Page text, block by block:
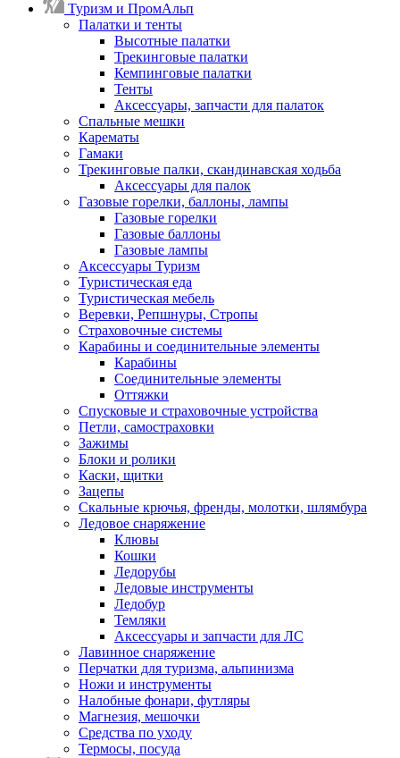
Туризм и ПромАльп
Палатки и тенты
Высотные палатки
Трекинговые палатки
Кемпинговые палатки
Тенты
Аксессуары, запчасти для палаток
Спальные мешки
Карематы
Гамаки
Трекинговые палки, скандинавская ходьба
Аксессуары для палок
Газовые горелки, баллоны, лампы
Газовые горелки
Газовые баллоны
Газовые лампы
Аксессуары Туризм
Туристическая еда
Туристическая мебель
Веревки, Репшнуры, Стропы
Страховочные системы
Карабины и соединительные элементы
Карабины
Соединительные элементы
Оттяжки
Спусковые и страховочные устройства
Петли, самостраховки
Зажимы
Блоки и ролики
Каски, щитки
Зацепы
Скальные крючья, френды, молотки, шлямбура
Ледовое снаряжение
Клювы
Кошки
Ледорубы
Ледовые инструменты
Ледобур
Темляки
Аксессуары и запчасти для ЛС
Лавинное снаряжение
Перчатки для туризма, альпинизма
Ножи и инструменты
Налобные фонари, футляры
Магнезия, мешочки
Средства по уходу
Термосы, посуда